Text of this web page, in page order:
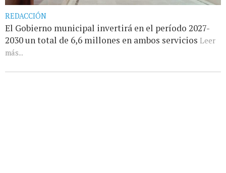
REDACCIÓN
El Gobierno municipal invertirá en el período 2027-
2030 un total de 6,6 millones en ambos servicios Leer
más...